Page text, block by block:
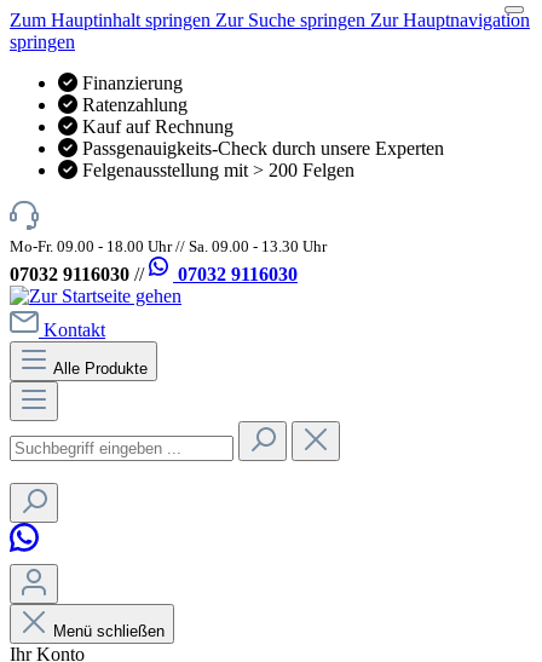
Zum Hauptinhalt springen Zur Suche springen Zur Hauptnavigation
springen
Finanzierung
Ratenzahlung
Kauf auf Rechnung
Passgenauigkeits-Check durch unsere Experten
Felgenausstellung mit > 200 Felgen
Mo-Fr. 09.00 - 18.00 Uhr // Sa. 09.00 - 13.30 Uhr
07032 9116030 // 07032 9116030
Kontakt
Alle Produkte
Menü schließen
Ihr Konto